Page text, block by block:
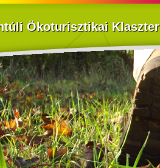
Ökoturisztikai Klaszter